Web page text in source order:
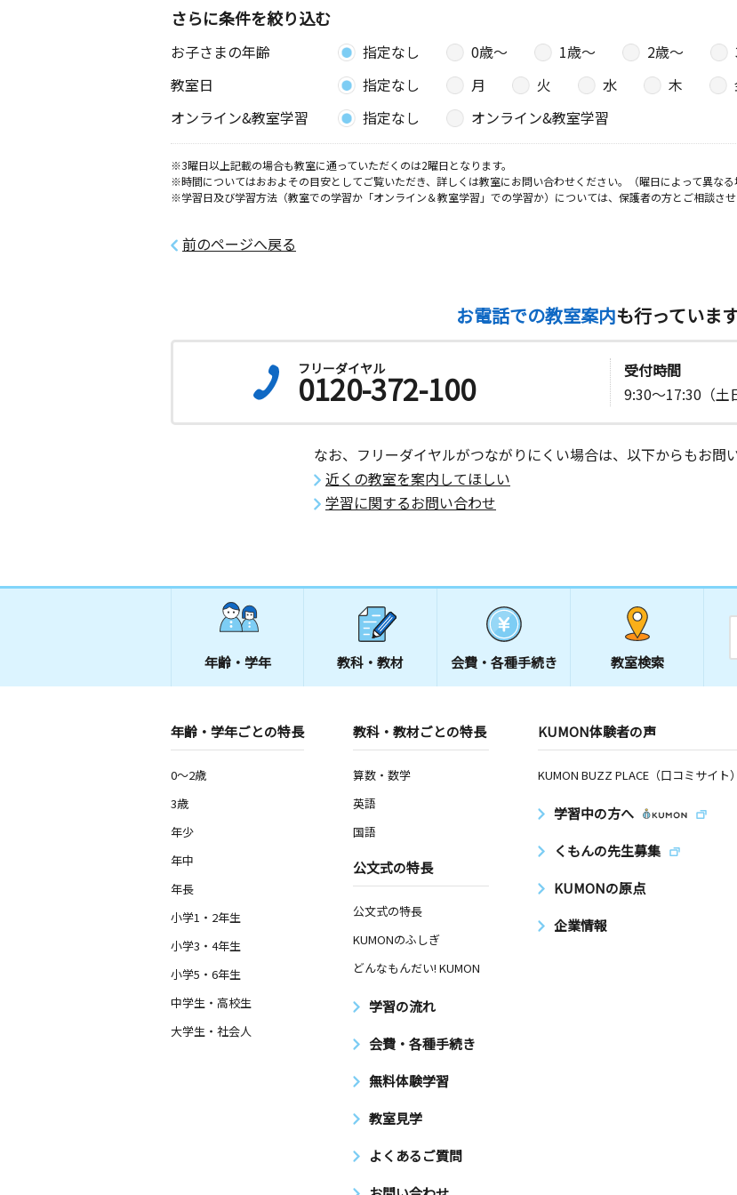
さらに条件を絞り込む
お子さまの年齢 指定なし 0歳〜 1歳〜 2歳〜
教室日
指定なし 月 火 水 木
オンライン&教室学習
指定なし オンライン&教室学習
※3曜日以上記載の場合も教室に通っていただくのは2曜日となります。
※時間についてはおおよその目安としてご覧いただき、詳しくは教室にお問い合わせください。（曜日によって異な
※学習日及び学習方法（教室での学習か「オンライン＆教室学習」での学習か）については、保護者の方とご相談させ
前のページへ戻る
お電話での教室案内も行っていま
フリーダイヤル
0120-372-100
受付時間
9:30～17:30（土
なお、フリーダイヤルがつながりにくい場合は、以下からもお問
近くの教室を案内してほしい
学習に関するお問い合わせ
年齢・学年 教科・教材 会費・ 各種手続き 教室検索
年齢・学年ごとの特長
0～2歳
3歳
年少
年中
年長
小学1・2年生
小学3・4年生
小学5・6年生
中学生・高校生
大学生・社会人
教科・教材ごとの特長
算数・数学
英語
国語
公文式の特長
公文式の特長
KUMONのふしぎ
どんなもんだい! KUMON
学習の流れ
会費・各種手続き
無料体験学習
教室見学
よくあるご質問
KUMON体験者の声
KUMON BUZZ PLACE（口コミサイト）
学習中の方へ
くもんの先生募集
KUMONの原点
企業情報